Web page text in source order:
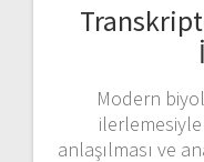
Modern
anlaşılması ve